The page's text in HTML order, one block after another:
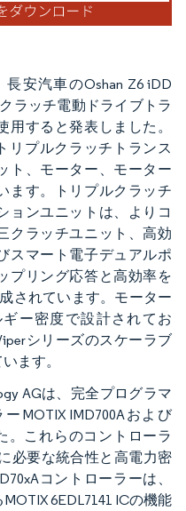
長安汽車のOshan Z6 iDD
ラッチ電動ドライブトラ
用すると発表しました。
リプルクラッチトランス
ト、モーター、モーター
ます。トリプルクラッチ
ョンユニットは、よりコ
クラッチユニット、高効
スマート電子デュアルポ
プリング応答と高効率を
されています。モーター
ー密度で設計されてお
シリーズのスケーラブ
ます。
AGは、完全プログラマ
MOTIX IMD700Aおよび
。これらのコントローラ
必要な統合性と高電力密
コントローラーは、
6EDL7141 ICの機能